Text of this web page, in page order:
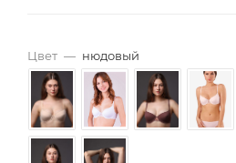
Цвет — нюдовый